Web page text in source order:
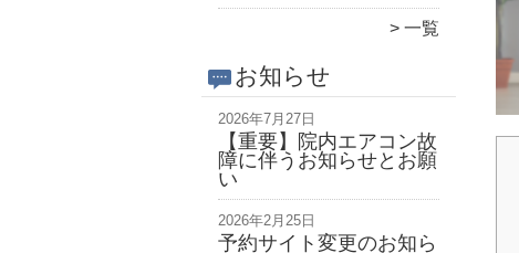
一覧
お知らせ
2026年7月27日
【重要】院内エアコン故
障に伴うお知らせとお願
い
2026年2月25日
予約サイト変更のお知ら